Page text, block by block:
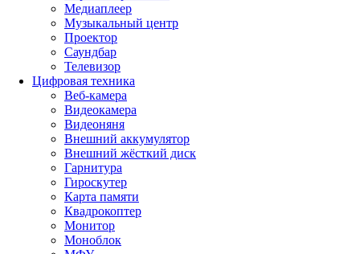
Медиаплеер
Музыкальный центр
Проектор
Саундбар
Телевизор
Цифровая техника
Веб-камера
Видеокамера
Видеоняня
Внешний аккумулятор
Внешний жёсткий диск
Гарнитура
Гироскутер
Карта памяти
Квадрокоптер
Монитор
Моноблок